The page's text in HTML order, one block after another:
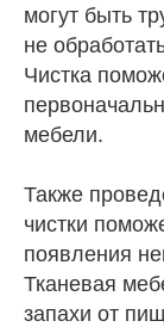
могут быть
не
Чистка
мебели.
Также
чистки
появления
Тканевая
запахи от